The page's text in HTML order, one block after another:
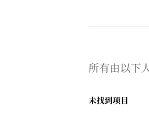
所有由以下
未找到项目